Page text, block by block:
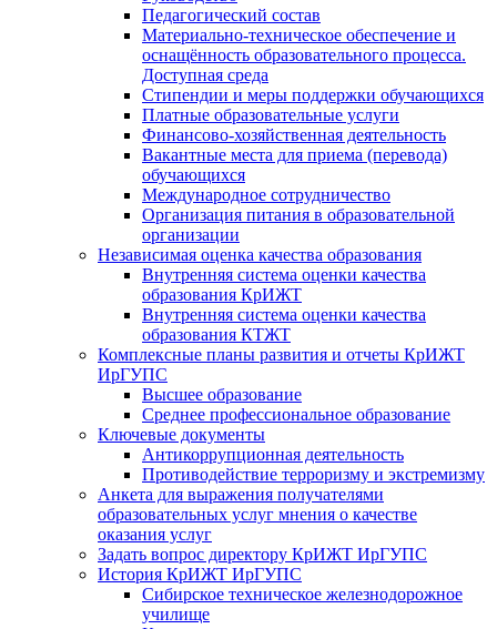
Педагогический состав
Материально-техническое обеспечение и
оснащённость образовательного процесса.
Доступная среда
Стипендии и меры поддержки обучающихся
Платные образовательные услуги
Финансово-хозяйственная деятельность
Вакантные места для приема (перевода)
обучающихся
Международное сотрудничество
Организация питания в образовательной
организации
Независимая оценка качества образования
Внутренняя система оценки качества
образования КрИЖТ
Внутренняя система оценки качества
образования КТЖТ
Комплексные планы развития и отчеты КрИЖТ
ИрГУПС
Высшее образование
Среднее профессиональное образование
Ключевые документы
Антикоррупционная деятельность
Противодействие терроризму и экстремизму
Анкета для выражения получателями
образовательных услуг мнения о качестве
оказания услуг
Задать вопрос директору КрИЖТ ИрГУПС
История КрИЖТ ИрГУПС
Сибирское техническое железнодорожное
училище